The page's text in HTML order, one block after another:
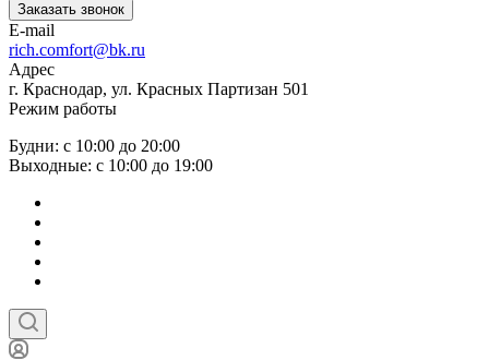
Заказать звонок
E-mail
rich.comfort@bk.ru
Адрес
г. Краснодар, ул. Красных Партизан 501
Режим работы
Будни: с 10:00 до 20:00
Выходные: с 10:00 до 19:00